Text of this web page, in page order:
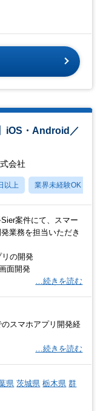
iOS・Android／
会社
以上 業界未経験OK
案件にて、スマー
業務を担当いただき
リの開発
面開発
…続きを読む
スマホアプリ開発経
…続きを読む
県 茨城県 栃木県 群